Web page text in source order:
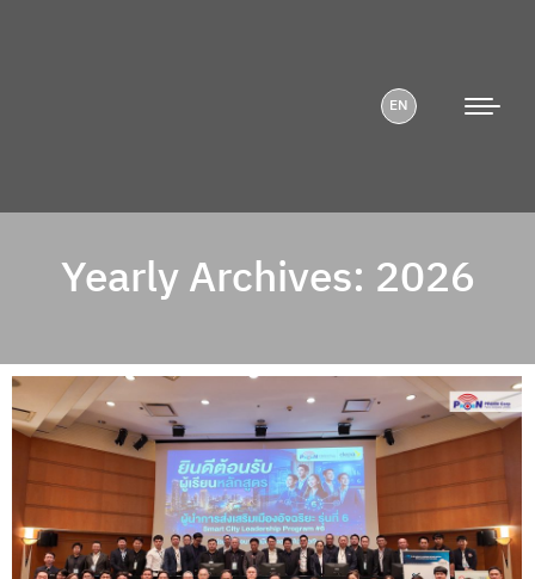
EN
Yearly Archives: 2026